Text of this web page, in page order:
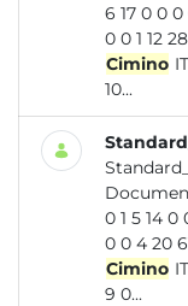
6 17 0 0
Cimino
10...
0 1 5 14
Cimino
9 0...